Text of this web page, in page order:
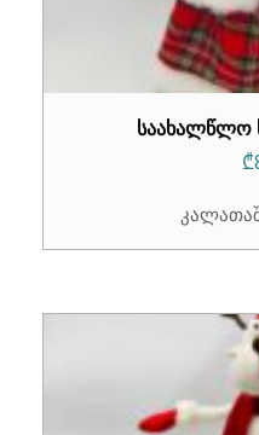
საახალწლო
₾